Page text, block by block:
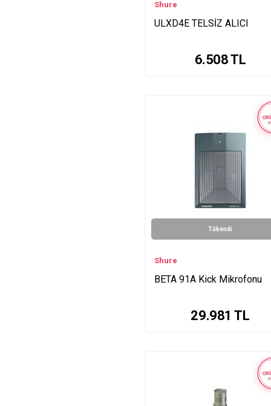
Shure
ULXD4E TELSİZ ALICI
6.508TL
Tükendi
Shure
BETA 91A Kick Mikrofonu
29.981 TL